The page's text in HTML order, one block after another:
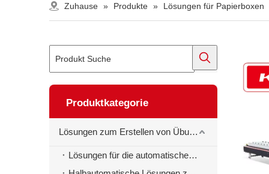
Zuhause » Produkte » Lösungen für Papierboxen
Produktkategorie
Lösungen zum Erstellen von Übungsbüchern
Lösungen für die automatische Erstellung von Schulheften